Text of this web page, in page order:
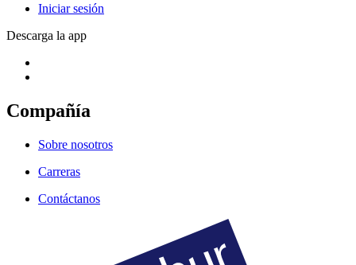
Iniciar sesión
Descarga la app
Compañía
Sobre nosotros
Carreras
Contáctanos